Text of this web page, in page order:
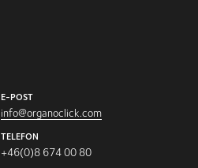
E-POST
info@organoclick.com
TELEFON
+46(0)8 674 00 80